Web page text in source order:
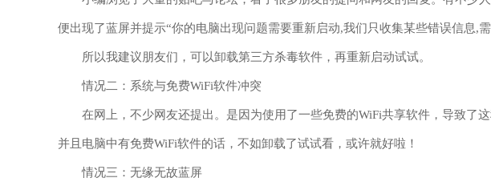
便出现了蓝屏并提示“你的电脑出现问题需要重新启动,我们只收集某些错误信息,需
所以我建议朋友们，可以卸载第三方杀毒软件，再重新启动试试。
情况二：系统与免费WiFi软件冲突
在网上，不少网友还提出。是因为使用了一些免费的WiFi共享软件，导致了这
并且电脑中有免费WiFi软件的话，不如卸载了试试看，或许就好啦！
情况三：无缘无故蓝屏